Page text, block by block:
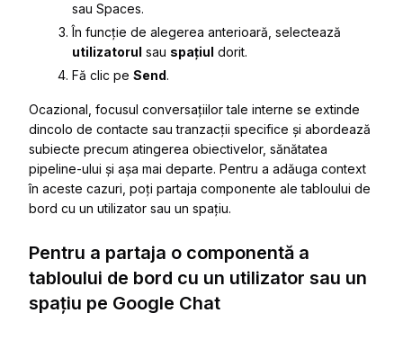
sau Spaces.
În funcție de alegerea anterioară, selectează
utilizatorul sau spațiul dorit.
Fă clic pe Send.
Ocazional, focusul conversațiilor tale interne se extinde
dincolo de contacte sau tranzacții specifice și abordează
subiecte precum atingerea obiectivelor, sănătatea
pipeline-ului și așa mai departe. Pentru a adăuga context
în aceste cazuri, poți partaja componente ale tabloului de
bord cu un utilizator sau un spațiu.
Pentru a partaja o componentă a
tabloului de bord cu un utilizator sau un
spațiu pe Google Chat